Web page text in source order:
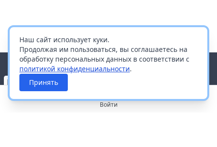
Наш сайт использует куки.
Продолжая им пользоваться, вы соглашаетесь на
обработку персональных данных в соответствии с
политикой конфиденциальности.
Принять
Войти